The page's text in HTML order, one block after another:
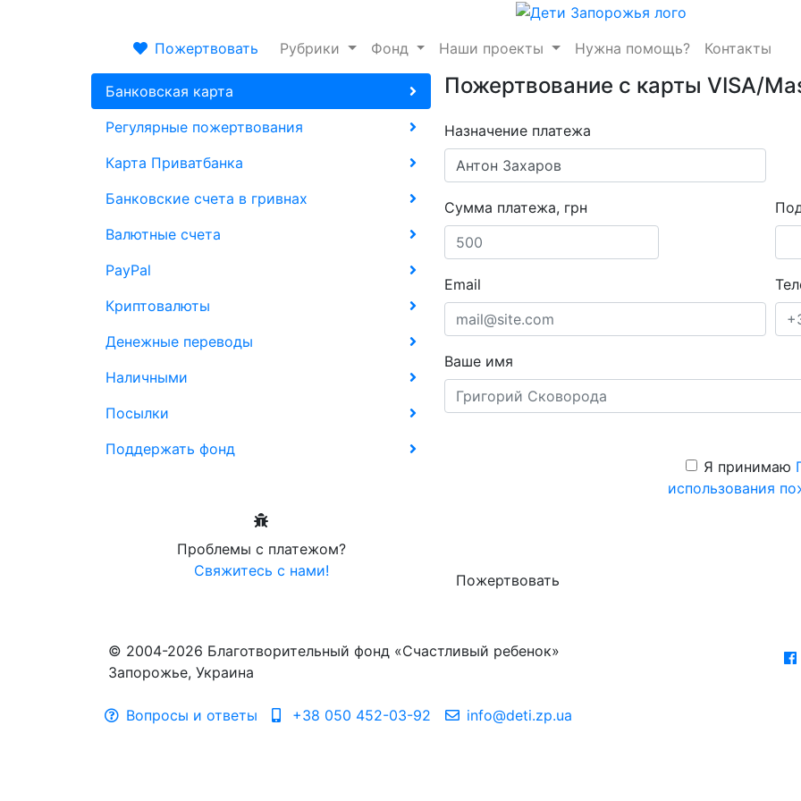
Пожертвовать Рубрики Фонд Наши проекты Нужна помощь? Контакты
Банковская карта
Регулярные пожертвования
Карта Приватбанка
Банковские счета в гривнах
Валютные счета
PayPal
Криптовалюты
Денежные переводы
Наличными
Посылки
Поддержать фонд
Проблемы с платежом?
Свяжитесь с нами!
Пожертвование с карты VISA/
Назначение платежа
Сумма платежа, грн
Email
Ваше имя
Я принимаю
использования
Пожертвовать
© 2004-2026 Благотворительный фонд «Счастливый ребенок»
Запорожье, Украина
Вопросы и ответы +38 050 452-03-92 info@deti.zp.ua